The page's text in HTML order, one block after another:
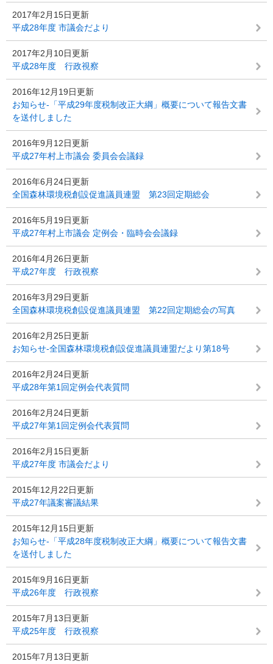
2017年2月15日更新
平成28年度 市議会だより
2017年2月10日更新
平成28年度 行政視察
2016年12月19日更新
お知らせ-「平成29年度税制改正大綱」概要について報告文書
を送付しました
2016年9月12日更新
平成27年村上市議会 委員会会議録
2016年6月24日更新
全国森林環境税創設促進議員連盟 第23回定期総会
2016年5月19日更新
平成27年村上市議会 定例会・臨時会会議録
2016年4月26日更新
平成27年度 行政視察
2016年3月29日更新
全国森林環境税創設促進議員連盟 第22回定期総会の写真
2016年2月25日更新
お知らせ-全国森林環境税創設促進議員連盟だより第18号
2016年2月24日更新
平成28年第1回定例会代表質問
2016年2月24日更新
平成27年第1回定例会代表質問
2016年2月15日更新
平成27年度 市議会だより
2015年12月22日更新
平成27年議案審議結果
2015年12月15日更新
お知らせ-「平成28年度税制改正大綱」概要について報告文書
を送付しました
2015年9月16日更新
平成26年度 行政視察
2015年7月13日更新
平成25年度 行政視察
2015年7月13日更新